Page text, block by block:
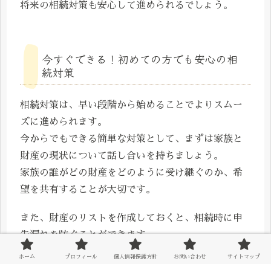
将来の相続対策も安心して進められるでしょう。
今すぐできる！初めての方でも安心の相
続対策
相続対策は、早い段階から始めることでよりスムー
ズに進められます。
今からでもできる簡単な対策として、まずは家族と
財産の現状について話し合いを持ちましょう。
家族の誰がどの財産をどのように受け継ぐのか、希
望を共有することが大切です。
また、財産のリストを作成しておくと、相続時に申
告漏れを防ぐことができます。
これには、不動産、預貯金、有価証券、保険などの
ホーム プロフィール 個人情報保護方針 お問い合わせ サイトマップ